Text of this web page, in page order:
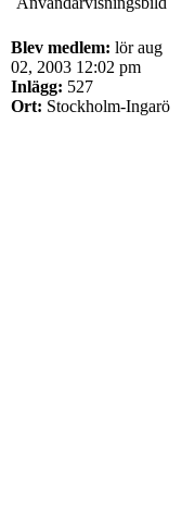
Blev medlem: lör aug
02, 2003 12:02 pm
Inlägg: 527
Ort: Stockholm-Ingarö